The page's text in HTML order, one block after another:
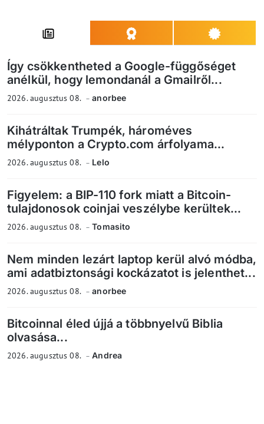
Így csökkentheted a Google-függőséget
anélkül, hogy lemondanál a Gmailről...
2026. augusztus 08. anorbee
Kihátráltak Trumpék, hároméves
mélyponton a Crypto.com árfolyama...
2026. augusztus 08. Lelo
Figyelem: a BIP-110 fork miatt a Bitcoin-
tulajdonosok coinjai veszélybe kerültek...
2026. augusztus 08. Tomasito
Nem minden lezárt laptop kerül alvó módba,
ami adatbiztonsági kockázatot is jelenthet...
2026. augusztus 08. anorbee
Bitcoinnal éled újjá a többnyelvű Biblia
olvasása...
2026. augusztus 08. Andrea